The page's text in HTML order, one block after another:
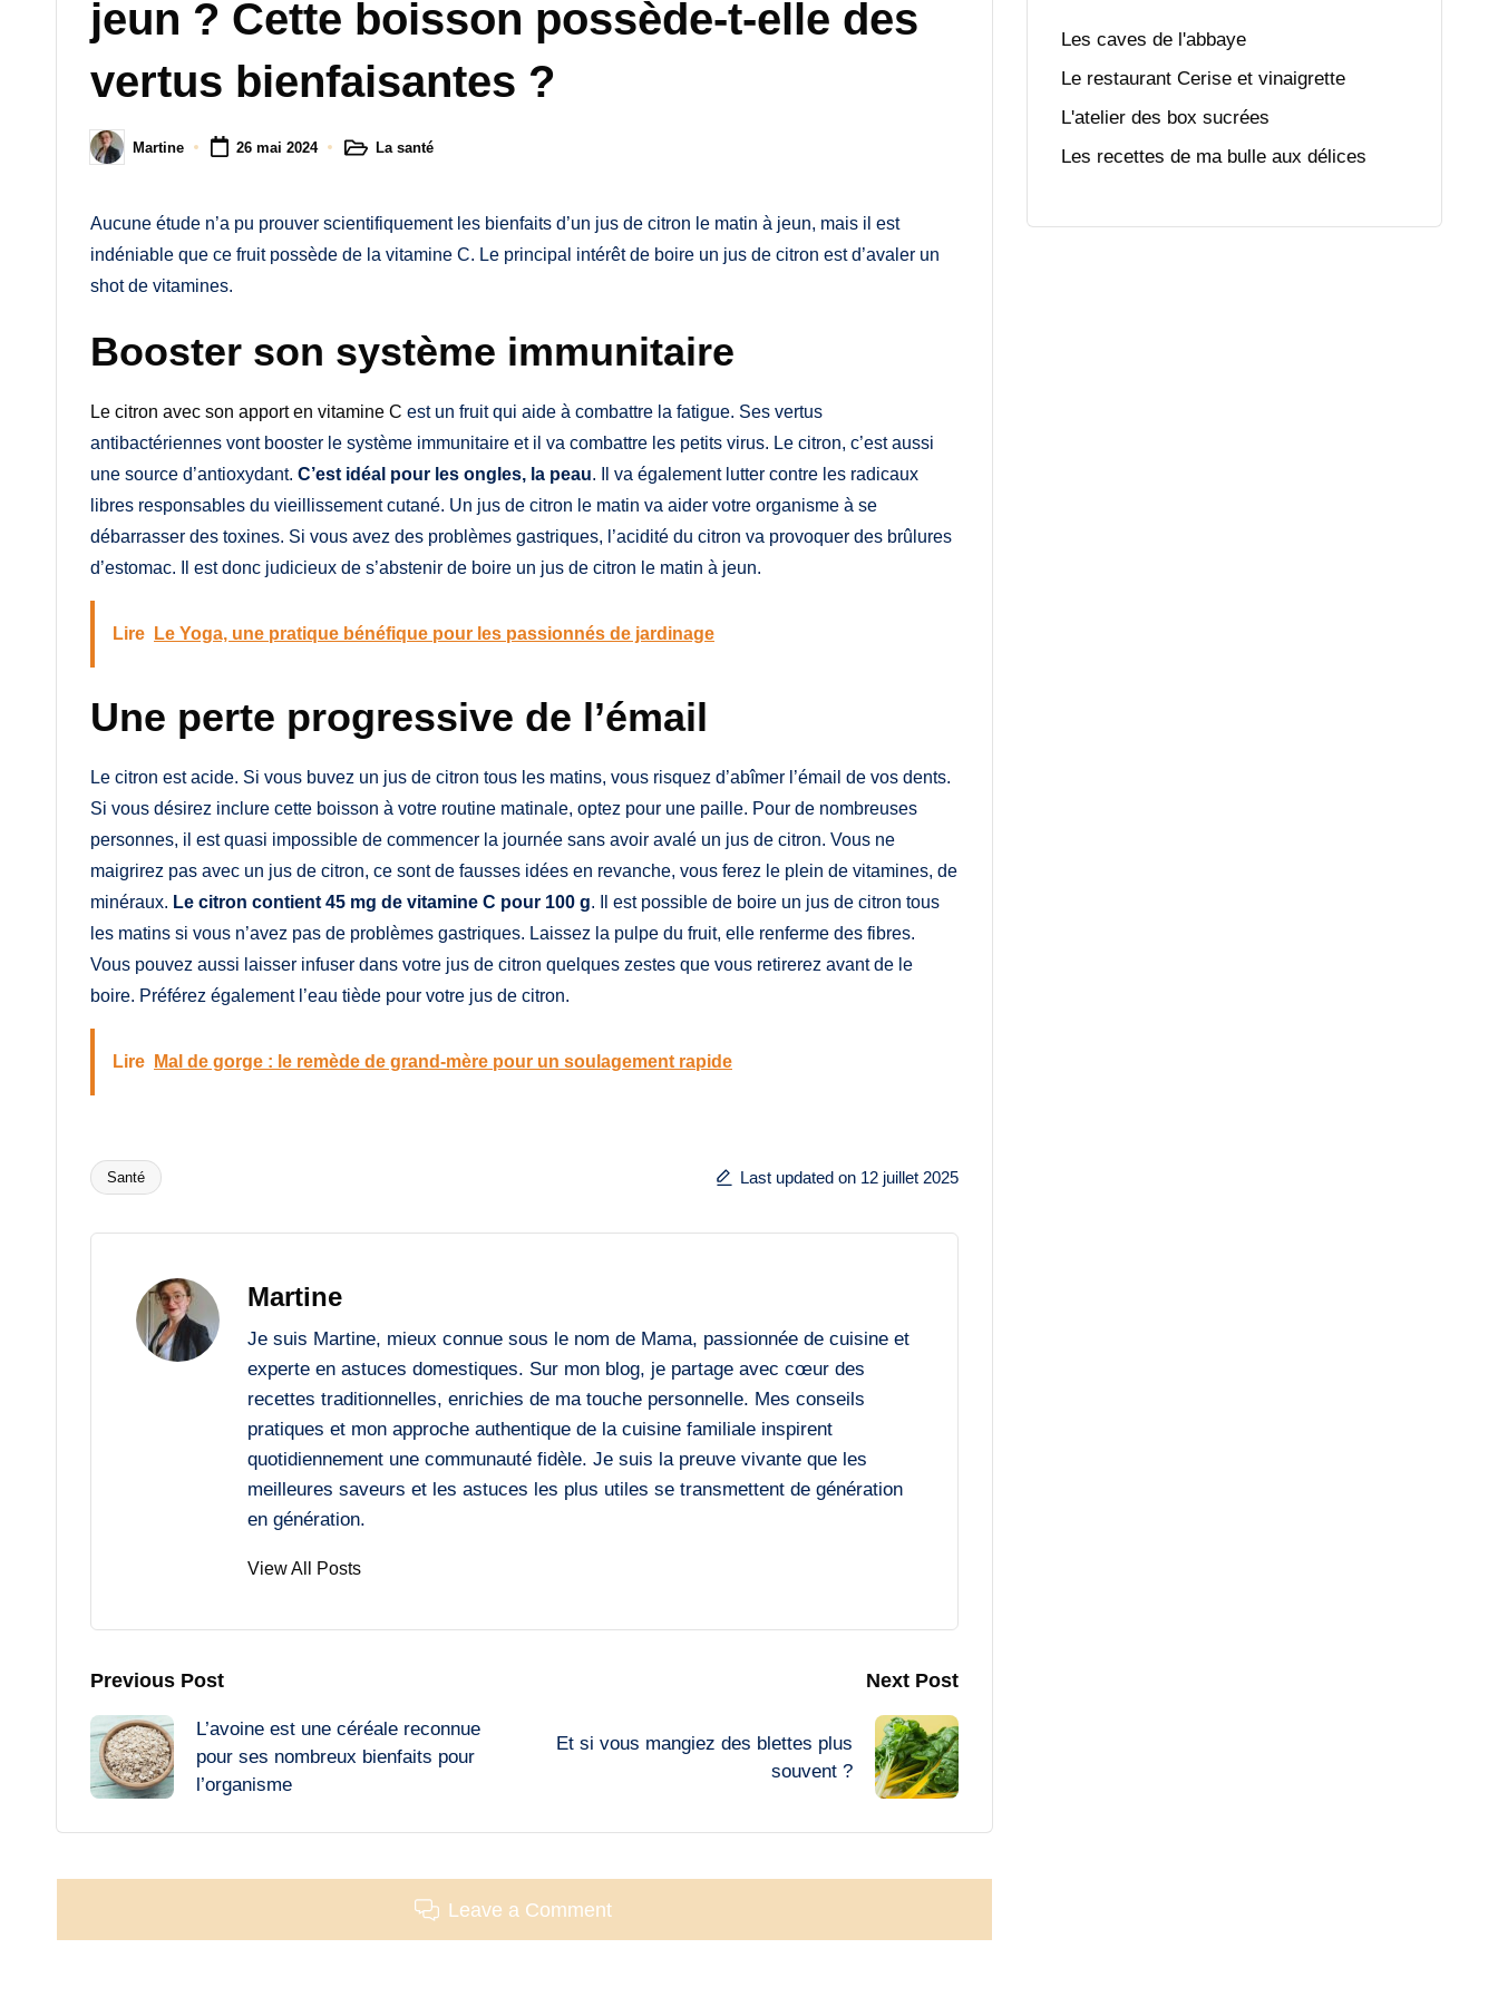
jeun ? Cette boisson possède-t-elle des
vertus bienfaisantes ?
PostedMartine 26 mai 2024
PostedLa santé
Aucune étude n’a pu prouver scientifiquement les bienfaits d’un jus de citron le matin à jeun, mais il est
indéniable que ce fruit possède de la vitamine C. Le principal intérêt de boire un jus de citron est d’avaler un
shot de vitamines.
Booster son système immunitaire
Le citron avec son apport en vitamine C est un fruit qui aide à combattre la fatigue. Ses vertus
antibactériennes vont booster le système immunitaire et il va combattre les petits virus. Le citron, c’est aussi
une source d’antioxydant. C’est idéal pour les ongles, la peau. Il va également lutter contre les radicaux
libres responsables du vieillissement cutané. Un jus de citron le matin va aider votre organisme à se
débarrasser des toxines. Si vous avez des problèmes gastriques, l’acidité du citron va provoquer des brûlures
d’estomac. Il est donc judicieux de s’abstenir de boire un jus de citron le matin à jeun.
Lire Le Yoga, une pratique bénéfique pour les passionnés de jardinage
Une perte progressive de l’émail
Le citron est acide. Si vous buvez un jus de citron tous les matins, vous risquez d’abîmer l’émail de vos dents.
Si vous désirez inclure cette boisson à votre routine matinale, optez pour une paille. Pour de nombreuses
personnes, il est quasi impossible de commencer la journée sans avoir avalé un jus de citron. Vous ne
maigrirez pas avec un jus de citron, ce sont de fausses idées en revanche, vous ferez le plein de vitamines, de
minéraux. Le citron contient 45 mg de vitamine C pour 100 g. Il est possible de boire un jus de citron tous
les matins si vous n’avez pas de problèmes gastriques. Laissez la pulpe du fruit, elle renferme des fibres.
Vous pouvez aussi laisser infuser dans votre jus de citron quelques zestes que vous retirerez avant de le
boire. Préférez également l’eau tiède pour votre jus de citron.
Lire Mal de gorge : le remède de grand-mère pour un soulagement rapide
Tags:
Santé Last updated on 12 juillet 2025
Martine
Je suis Martine, mieux connue sous le nom de Mama, passionnée de cuisine et
experte en astuces domestiques. Sur mon blog, je partage avec cœur des
recettes traditionnelles, enrichies de ma touche personnelle. Mes conseils
pratiques et mon approche authentique de la cuisine familiale inspirent
quotidiennement une communauté fidèle. Je suis la preuve vivante que les
meilleures saveurs et les astuces les plus utiles se transmettent de génération
en génération.
View All Posts
Post
navigation
Previous Post
L’avoine est une céréale reconnue
pour ses nombreux bienfaits pour
l’organisme
Next Post
Et si vous mangiez des blettes plus
souvent ?
Leave a Comment
Les caves de l'abbaye
Le restaurant Cerise et vinaigrette
L'atelier des box sucrées
Les recettes de ma bulle aux délices